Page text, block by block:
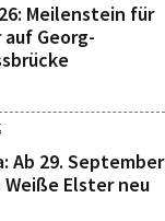
Meilenstein für
Georg-
Ab 29. September
Elster neu